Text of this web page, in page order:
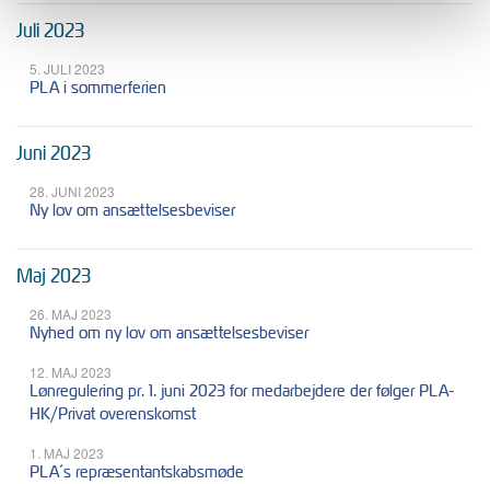
Juli 2023
5. JULI 2023
PLA i sommerferien
Juni 2023
28. JUNI 2023
Ny lov om ansættelsesbeviser
Maj 2023
26. MAJ 2023
Nyhed om ny lov om ansættelsesbeviser
12. MAJ 2023
Lønregulering pr. 1. juni 2023 for medarbejdere der følger PLA-
HK/Privat overenskomst
1. MAJ 2023
PLA´s repræsentantskabsmøde